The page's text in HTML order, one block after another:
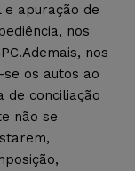
apuração de
nos
nos
os autos ao
de conciliação
não se